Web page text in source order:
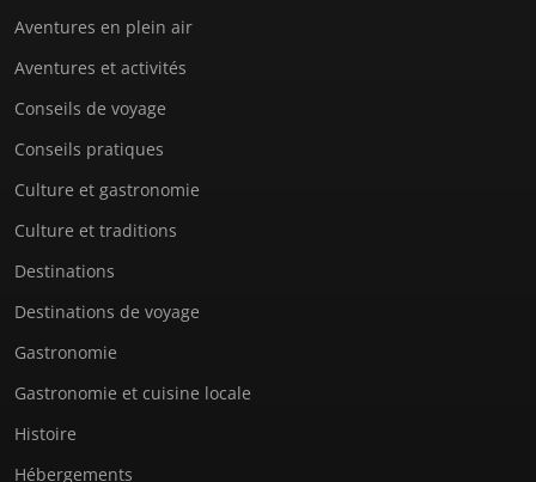
Aventures en plein air
Aventures et activités
Conseils de voyage
Conseils pratiques
Culture et gastronomie
Culture et traditions
Destinations
Destinations de voyage
Gastronomie
Gastronomie et cuisine locale
Histoire
Hébergements